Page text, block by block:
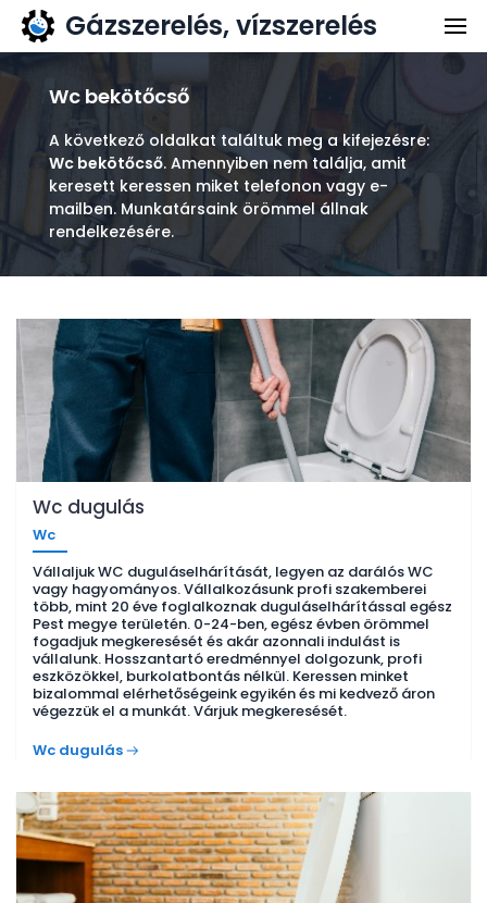
Gázszerelés
Kapcsolat
Ajánlatkérés
Gázszerelés, vízszerelés
Wc bekötőcső
A következő oldalkat találtuk meg a kifejezésre:
Wc bekötőcső. Amennyiben nem találja, amit
keresett keressen miket telefonon vagy e-
mailben. Munkatársaink örömmel állnak
rendelkezésére.
Wc dugulás
Wc
Vállaljuk WC duguláselhárítását, legyen az darálós WC
vagy hagyományos. Vállalkozásunk profi szakemberei
több, mint 20 éve foglalkoznak duguláselhárítással egész
Pest megye területén. 0-24-ben, egész évben örömmel
fogadjuk megkeresését és akár azonnali indulást is
vállalunk. Hosszantartó eredménnyel dolgozunk, profi
eszközökkel, burkolatbontás nélkül. Keressen minket
bizalommal elérhetőségeink egyikén és mi kedvező áron
végezzük el a munkát. Várjuk megkeresését.
Wc dugulás